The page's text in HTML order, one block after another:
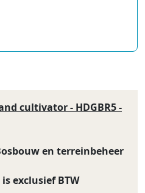
cultivator - HDGBR5 -
en terreinbeheer
exclusief BTW